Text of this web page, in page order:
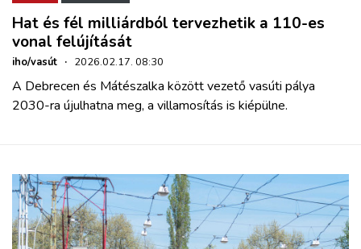
Hat és fél milliárdból tervezhetik a 110-es
vonal felújítását
iho/vasút · 2026.02.17. 08:30
A Debrecen és Mátészalka között vezető vasúti pálya
2030-ra újulhatna meg, a villamosítás is kiépülne.